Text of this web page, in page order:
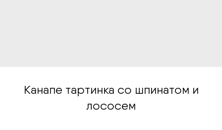
Канапе тартинка со шпинатом и
лососем